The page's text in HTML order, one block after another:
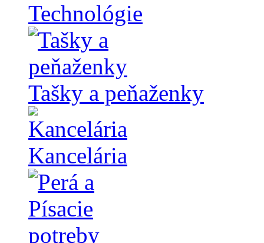
Technológie
Tašky a peňaženky
Kancelária